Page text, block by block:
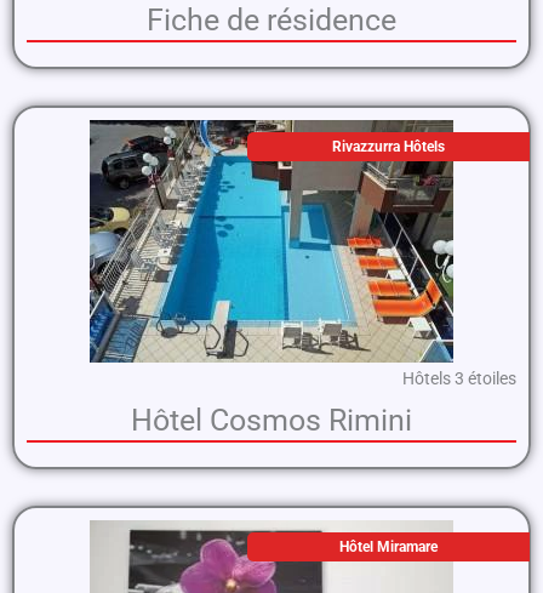
Fiche de résidence
Rivazzurra Hôtels
Hôtels 3 étoiles
Hôtel Cosmos Rimini
Hôtel Miramare